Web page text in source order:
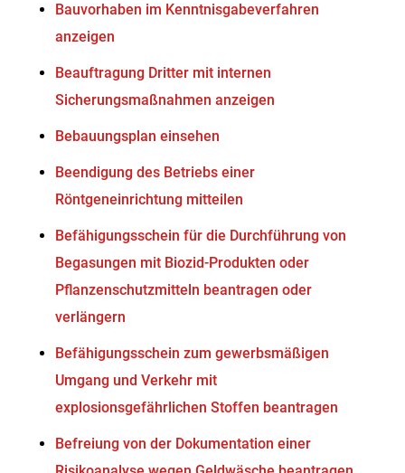
Bauvorhaben im Kenntnisgabeverfahren
anzeigen
Beauftragung Dritter mit internen
Sicherungsmaßnahmen anzeigen
Bebauungsplan einsehen
Beendigung des Betriebs einer
Röntgeneinrichtung mitteilen
Befähigungsschein für die Durchführung von
Begasungen mit Biozid-Produkten oder
Pflanzenschutzmitteln beantragen oder
verlängern
Befähigungsschein zum gewerbsmäßigen
Umgang und Verkehr mit
explosionsgefährlichen Stoffen beantragen
Befreiung von der Dokumentation einer